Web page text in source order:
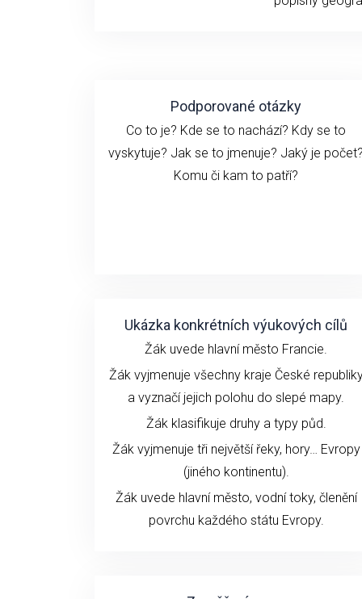
Podporované otázky
Co to je? Kde se to nachází? Kdy se to
vyskytuje? Jak se to jmenuje? Jaký je
Komu či kam to patří?
Ukázka konkrétních výukových cílů
Žák uvede hlavní město Francie.
Žák vyjmenuje všechny kraje České
a vyznačí jejich polohu do slepé mapy.
Žák klasifikuje druhy a typy půd.
Žák vyjmenuje tři největší řeky, hory… Evropy
(jiného kontinentu).
Žák uvede hlavní město, vodní toky, členění
povrchu každého státu Evropy.